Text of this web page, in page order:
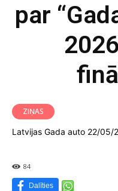
par
ZIŅAS
Latvijas Gada auto 22/05/
84
Dalīties